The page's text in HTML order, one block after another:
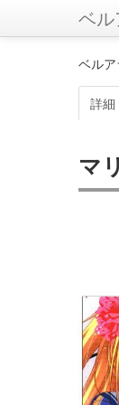
ベル
ベル
詳細
マ